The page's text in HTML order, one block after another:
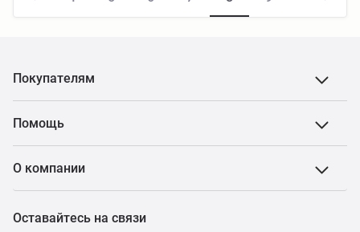
Покупателям
Помощь
О компании
Оставайтесь на связи